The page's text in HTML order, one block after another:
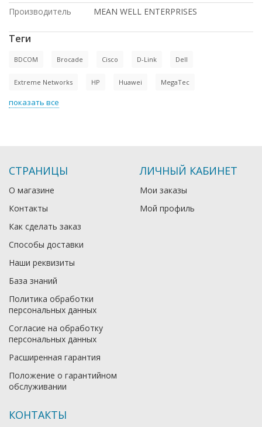
Производитель
MEAN WELL ENTERPRISES
Теги
BDCOM Brocade Cisco D-Link Dell
Extreme Networks HP Huawei MegaTec
показать все
СТРАНИЦЫ
О магазине
Контакты
Как сделать заказ
Способы доставки
Наши реквизиты
База знаний
Политика обработки
персональных данных
Согласие на обработку
персональных данных
Расширенная гарантия
Положение о гарантийном
обслуживании
ЛИЧНЫЙ КАБИНЕТ
Мои заказы
Мой профиль
КОНТАКТЫ